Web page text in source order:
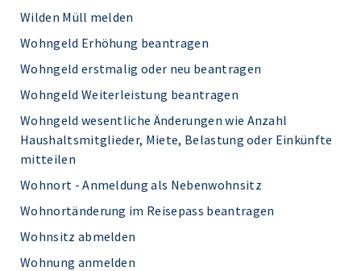
Wilden Müll melden
Wohngeld Erhöhung beantragen
Wohngeld erstmalig oder neu beantragen
Wohngeld Weiterleistung beantragen
Wohngeld wesentliche Änderungen wie Anzahl
Haushaltsmitglieder, Miete, Belastung oder Einkünfte
mitteilen
Wohnort - Anmeldung als Nebenwohnsitz
Wohnortänderung im Reisepass beantragen
Wohnsitz abmelden
Wohnung anmelden